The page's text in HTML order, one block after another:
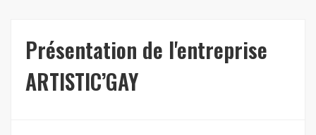
Présentation de l'entreprise
ARTISTIC’GAY